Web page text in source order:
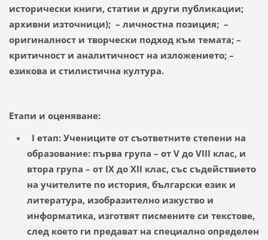
исторически книги, статии и други публикации;
архивни източници); – личностна позиция; –
оригиналност и творчески подход към темата; –
критичност и аналитичност на изложението; –
езикова и стилистична култура.
Етапи и оценяване:
I етап: Учениците от съответните степени на
образование: първа група – от V до VIII клас, и
втора група – от IX до XII клас, със съдействието
на учителите по история, български език и
литература, изобразително изкуство и
информатика, изготвят писмените си текстове,
след което ги предават на специално определен